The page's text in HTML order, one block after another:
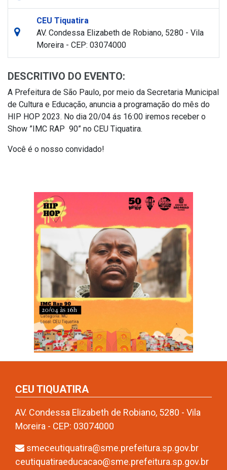
CEU Tiquatira
AV. Condessa Elizabeth de Robiano, 5280 - Vila
Moreira - CEP: 03074000
DESCRITIVO DO EVENTO:
A Prefeitura de São Paulo, por meio da Secretaria Municipal
de Cultura e Educação, anuncia a programação do mês do
HIP HOP 2023. No dia 20/04 ás 16:00 iremos receber o
Show ”IMC RAP 90” no CEU Tiquatira.
Você é o nosso convidado!
CEU TIQUATIRA
AV. Condessa Elizabeth de Robiano, 5280 - Vila
Moreira - CEP: 03074000
smeceutiquatira@sme.prefeitura.sp.gov.br
ceutiquatiraeducacao@sme.prefeitura.sp.gov.br